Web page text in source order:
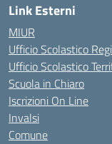
Link Esterni
MIUR
Ufficio Scolastico
Ufficio Scolastico
Scuola in Chiaro
Iscrizioni On Line
Invalsi
Comune